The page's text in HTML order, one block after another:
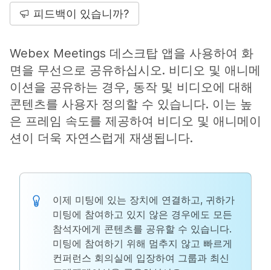
피드백이 있습니까?
Webex Meetings 데스크탑 앱을 사용하여 화
면을 무선으로 공유하십시오. 비디오 및 애니메
이션을 공유하는 경우, 동작 및 비디오에 대해
콘텐츠를 사용자 정의할 수 있습니다. 이는 높
은 프레임 속도를 제공하여 비디오 및 애니메이
션이 더욱 자연스럽게 재생됩니다.
이제 미팅에 있는 장치에 연결하고, 귀하가
미팅에 참여하고 있지 않은 경우에도 모든
참석자에게 콘텐츠를 공유할 수 있습니다.
미팅에 참여하기 위해 멈추지 않고 빠르게
컨퍼런스 회의실에 입장하여 그룹과 최신